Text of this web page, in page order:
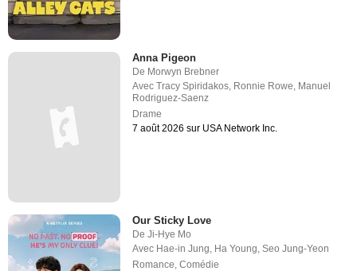
Anna Pigeon
De Morwyn Brebner
AvecTracy Spiridakos, Ronnie Rowe, Manuel
Rodriguez-Saenz
Drame
7 août 2026 sur USA Network Inc.
Our Sticky Love
DeJi-Hye Mo
Avec Hae-in Jung Ha Young ,Seo Jung-Yeon
Romance ,Comédie